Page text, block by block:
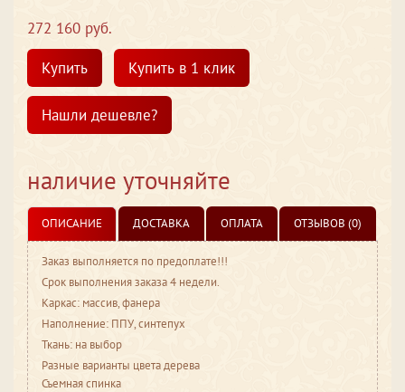
272 160 руб.
Купить
Купить в 1 клик
Нашли дешевле?
наличие уточняйте
ОПИСАНИЕ ДОСТАВКА ОПЛАТА ОТЗЫВОВ (0)
Заказ выполняется по предоплате!!!
Срок выполнения заказа 4 недели.
Каркас: массив, фанера
Наполнение: ППУ, синтепух
Ткань: на выбор
Разные варианты цвета дерева
Съемная спинка